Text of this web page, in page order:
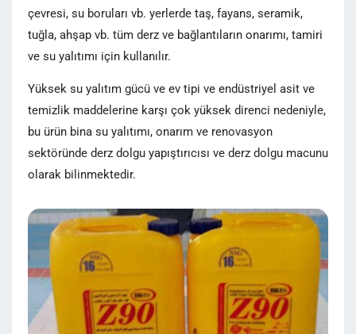
çevresi, su boruları vb. yerlerde taş, fayans, seramik,
tuğla, ahşap vb. tüm derz ve bağlantıların onarımı, tamiri
ve su yalıtımı için kullanılır.
Yüksek su yalıtım gücü ve ev tipi ve endüstriyel asit ve
temizlik maddelerine karşı çok yüksek direnci nedeniyle,
bu ürün bina su yalıtımı, onarım ve renovasyon
sektöründe derz dolgu yapıştırıcısı ve derz dolgu macunu
olarak bilinmektedir.